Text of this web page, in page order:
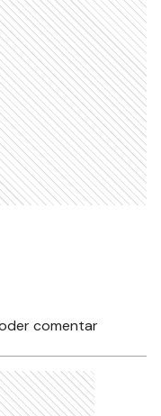
comentar